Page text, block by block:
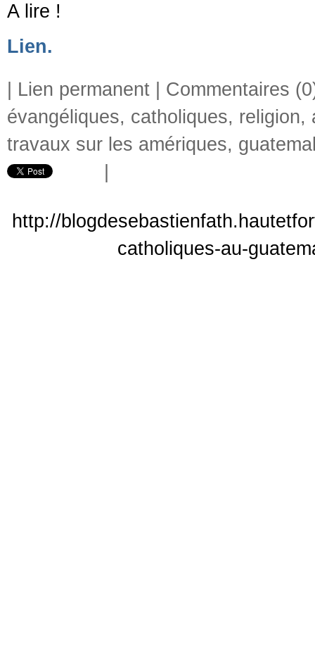
A lire !
Lien.
Lien permanent
Commentaires
évangéliques, catholiques, religion,
travaux sur les amériques,
http://
catholiques-au-